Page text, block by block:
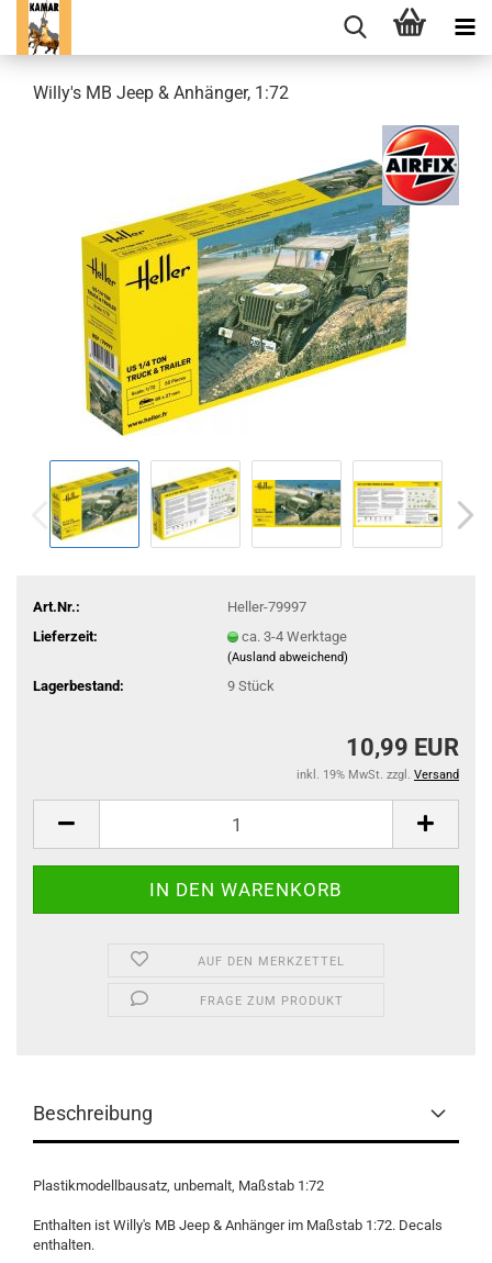
Willy's MB Jeep & Anhänger, 1:72
Art.Nr.:
Heller-79997
Lieferzeit:
ca. 3-4 Werktage
(Ausland abweichend)
Lagerbestand: 9 Stück
10,99 EUR
inkl. 19% MwSt. zzgl. Versand
AUF DEN MERKZETTEL
FRAGE ZUM PRODUKT
Beschreibung
Plastikmodellbausatz, unbemalt, Maßstab 1:72
Enthalten ist Willy's MB Jeep & Anhänger im Maßstab 1:72. Decals
enthalten.